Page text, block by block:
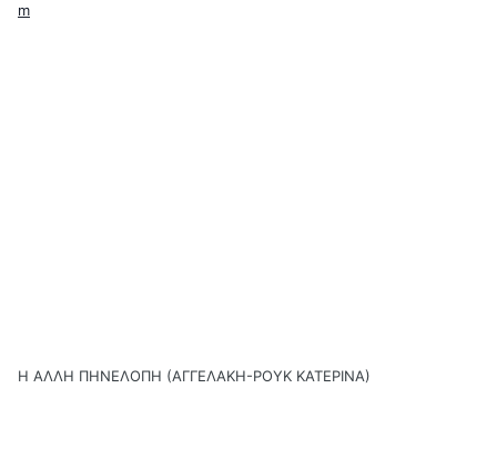
m
Η ΑΛΛΗ ΠΗΝΕΛΟΠΗ (ΑΓΓΕΛΑΚΗ-ΡΟΥΚ ΚΑΤΕΡΙΝΑ)